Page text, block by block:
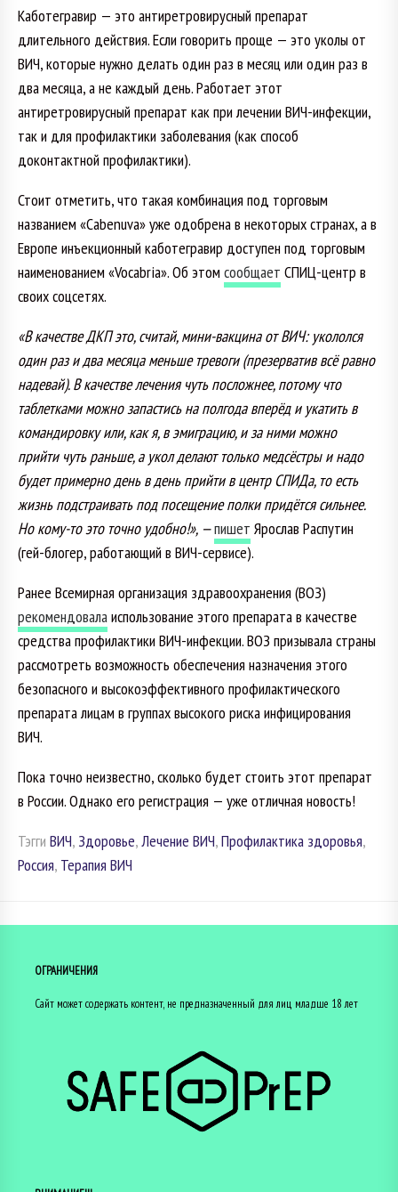
Каботегравир — это антиретровирусный препарат
длительного действия. Если говорить проще — это уколы от
ВИЧ, которые нужно делать один раз в месяц или один раз в
два месяца, а не каждый день. Работает этот
антиретровирусный препарат как при лечении ВИЧ-инфекции,
так и для профилактики заболевания (как способ
доконтактной профилактики).
Стоит отметить, что такая комбинация под торговым
названием «Сabenuva» уже одобрена в некоторых странах, а в
Европе инъекционный каботегравир доступен под торговым
наименованием «Vocabria». Об этом сообщает СПИЦ-центр в
своих соцсетях.
«В качестве ДКП это, считай, мини-вакцина от ВИЧ: укололся
один раз и два месяца меньше тревоги (презерватив всё равно
надевай). В качестве лечения чуть посложнее, потому что
таблетками можно запастись на полгода вперёд и укатить в
командировку или, как я, в эмиграцию, и за ними можно
прийти чуть раньше, а укол делают только медсёстры и надо
будет примерно день в день прийти в центр СПИДа, то есть
жизнь подстраивать под посещение полки придётся сильнее.
Но кому-то это точно удобно!», —пишет Ярослав Распутин
(гей-блогер, работающий в ВИЧ-сервисе).
Ранее Всемирная организация здравоохранения (ВОЗ)
рекомендовалаиспользование этого препарата в качестве
средства профилактики ВИЧ-инфекции. ВОЗ призывала страны
рассмотреть возможность обеспечения назначения этого
безопасного и высокоэффективного профилактического
препарата лицам в группах высокого риска инфицирования
ВИЧ.
Пока точно неизвестно, сколько будет стоить этот препарат
в России. Однако его регистрация — уже отличная новость!
Тэгги ВИЧ, Здоровье,Лечение ВИЧ,Профилактика здоровья,
Россия, Терапия ВИЧ
ОГРАНИЧЕНИЯ
Сайт может содержать контент, не предназначенный для лиц младше 18 лет